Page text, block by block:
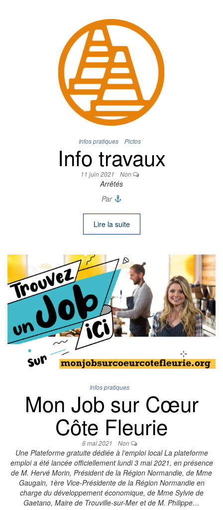
Infos pratiques Pictos
Info travaux
11 juin 2021 Non
Arrêtés
Par
Lire la suite
Infos pratiques
Mon Job sur Cœur
Côte Fleurie
6 mai 2021 Non
Une Plateforme gratuite dédiée à l’emploi local La plateforme
emploi a été lancée officiellement lundi 3 mai 2021, en présence
de M. Hervé Morin, Président de la Région Normandie, de Mme
Gaugain, 1ère Vice-Présidente de la Région Normandie en
charge du développement économique, de Mme Sylvie de
Gaetano, Maire de Trouville-sur-Mer et de M. Philippe…